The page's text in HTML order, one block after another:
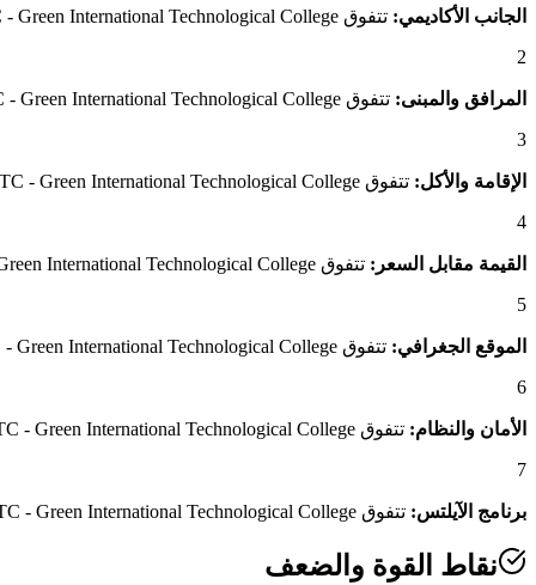
الجانب الأكاديمي: تتفوق GITC - Green International Technological College بدرجة 4.6/5 مقابل 3.5/5 لـCWA - Curious World Academy، وهو فارق يعكس تميّز برامجه الأكاديمية وجودة المعلمين وصرامة المنهج.
2
المرافق والمبنى: تتفوق GITC - Green International Technological College بدرجة 3.6/5 مقابل 3.0/5 لـCWA - Curious World Academy، وهو فارق يعكس جودة المبنى والمرافق المتاحة للطلاب.
3
الإقامة والأكل: تتفوق GITC - Green International Technological College بدرجة 3.5/5 مقابل 3.3/5 لـCWA - Curious World Academy، وهو فارق يعكس جودة الإقامة ومناسبة الأكل للطلاب العرب.
4
القيمة مقابل السعر: تتفوق GITC - Green International Technological College بدرجة 5.0/5 مقابل 3.0/5 لـCWA - Curious World Academy، وهو فارق يعكس القيمة الاستثنائية التي يقدمها مقارنةً بسعره.
5
الموقع الجغرافي: تتفوق GITC - Green International Technological College بدرجة 4.0/5 مقابل 3.2/5 لـCWA - Curious World Academy، وهو فارق يعكس موقعه الجغرافي المتميز وسهولة الوصول.
6
الأمان والنظام: تتفوق GITC - Green International Technological College بدرجة 4.2/5 مقابل 1.3/5 لـCWA - Curious World Academy، وهو فارق يعكس منظومة الأمان والنظام الداخلي المتكاملة.
7
برنامج الآيلتس: تتفوق GITC - Green International Technological College بدرجة 3.0/5 مقابل 2.0/5 لـCWA - Curious World Academy، وهو فارق يعكس قوة برنامج الآيلتس وكفاءة المعلمين المتخصصين.
نقاط القوة والضعف